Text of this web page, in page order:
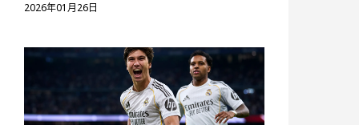
2026年01月26日